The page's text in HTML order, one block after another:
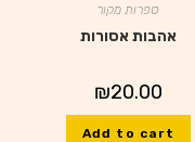
ספרות מקור
אהבות אסורות
₪20.00
Add to cart